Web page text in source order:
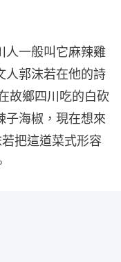
人一般叫它麻辣雞
人郭沫若在他的詩
故鄉四川吃的白砍
子海椒，現在想來
把這道菜式形容